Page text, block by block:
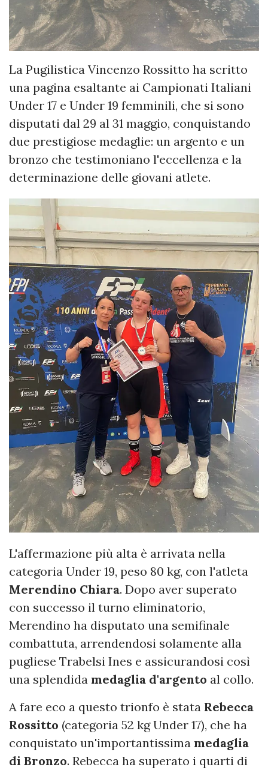
La Pugilistica Vincenzo Rossitto ha scritto
una pagina esaltante ai Campionati Italiani
Under 17 e Under 19 femminili, che si sono
disputati dal 29 al 31 maggio, conquistando
due prestigiose medaglie: un argento e un
bronzo che testimoniano l'eccellenza e la
determinazione delle giovani atlete.
L'affermazione più alta è arrivata nella
categoria Under 19, peso 80 kg, con l'atleta
Merendino Chiara. Dopo aver superato
con successo il turno eliminatorio,
Merendino ha disputato una semifinale
combattuta, arrendendosi solamente alla
pugliese Trabelsi Ines e assicurandosi così
una splendida medaglia d'argento al collo.
A fare eco a questo trionfo è stata Rebecca
Rossitto (categoria 52 kg Under 17), che ha
conquistato un'importantissima medaglia
di Bronzo. Rebecca ha superato i quarti di